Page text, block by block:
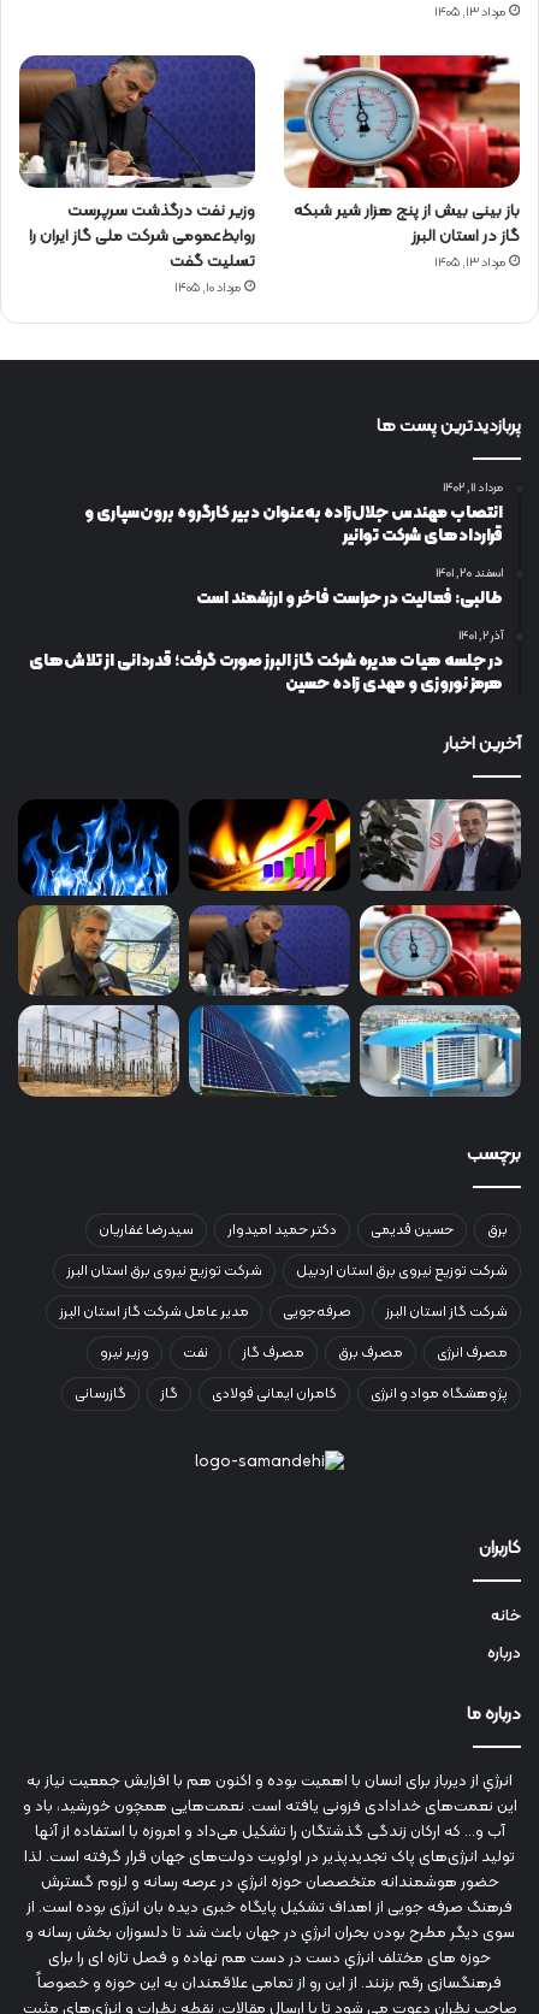
مرداد ۱۳, ۱۴۰۵
باز بینی بیش از پنج هزار شیر شبکه
گاز در استان البرز
مرداد ۱۳, ۱۴۰۵
وزیر نفت درگذشت سرپرست
روابط‌عمومی شرکت ملی گاز ایران را
تسلیت گفت
مرداد ۱۰, ۱۴۰۵
پربازدیدترین پست ها
مرداد ۱۱, ۱۴۰۲
انتصاب مهندس جلال‌زاده به‌عنوان دبیر كارگروه برون‌سپاری و
قراردادهای شركت توانیر
اسفند ۲۰, ۱۴۰۱
طالبی: فعالیت در حراست فاخر و ارزشمند است
آذر ۲, ۱۴۰۱
در جلسه هیات مدیره شرکت گاز البرز صورت گرفت؛ قدردانی از تلاش‌های
هرمز نوروزی و مهدی زاده حسین
آخرین اخبار
برچسب
برق حسین قدیمی دکتر حمید امیدوار
سیدرضا غفاریان
شرکت توزیع نیروی برق استان اردبیل
شرکت توزیع نیروی برق استان البرز
شرکت گاز استان البرز
صرفه‌جویی
مدیر عامل شرکت گاز استان البرز
مصرف انرژی
مصرف برق مصرف گاز نفت
وزیر نیرو
پژوهشگاه مواد و انرژی
کامران ایمانی فولادی گاز گازرسانی
کاربران
خانه
درباره
درباره ما
انرژي‌ از دیرباز برای انسان با اهمیت بوده و اکنون هم با افزایش جمعیت نیاز به
این نعمت‌های خدادادی فزونی یافته است. نعمت‌هایی همچون خورشید، باد و
آب و... که ارکان زندگی گذشتگان را تشکیل می‌داد و امروزه با استفاده از آنها
تولید انرژی‌های پاک تجدیدپذیر در اولویت دولت‌های جهان قرار گرفته است. لذا
حضور هوشمندانه متخصصان حوزه انرژي در عرصه رسانه و لزوم گسترش
فرهنگ صرفه جویی از اهداف تشکیل پایگاه خبری دیده بان انرژی بوده است. از
سوی دیگر مطرح بودن بحران انرژي در جهان باعث شد تا دلسوزان بخش رسانه و
حوزه های مختلف انرژي دست در دست هم نهاده و فصل تازه ای را برای
فرهنگسازی رقم بزنند. از این رو از تمامی علاقمندان به این حوزه و خصوصاً
صاحب نظران دعوت می شود تا با ارسال مقالات، نقطه نظرات و انرژي‌های مثبت